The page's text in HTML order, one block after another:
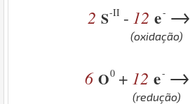
2 S-II - 12 e- →
(oxidação)
6 O0 + 12 e- →
(redução)